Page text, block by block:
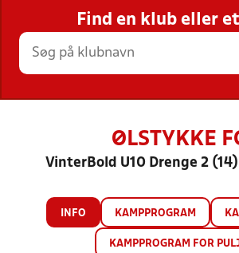
STILLINGER, RESULTATER,
HOLD
Find en klub eller
ØLSTYKKE
VinterBold U10 Drenge 2 (14)
INFO KAMPPROGRAM
KAMPPROGRAM FOR